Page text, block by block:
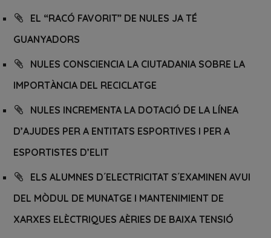
EL “RACÓ FAVORIT” DE NULES JA TÉ
GUANYADORS
NULES CONSCIENCIA LA CIUTADANIA SOBRE LA
IMPORTÀNCIA DEL RECICLATGE
NULES INCREMENTA LA DOTACIÓ DE LA LÍNEA
D’AJUDES PER A ENTITATS ESPORTIVES I PER A
ESPORTISTES D’ELIT
ELS ALUMNES D´ELECTRICITAT S´EXAMINEN AVUI
DEL MÒDUL DE MUNATGE I MANTENIMIENT DE
XARXES ELÈCTRIQUES AÈRIES DE BAIXA TENSIÓ